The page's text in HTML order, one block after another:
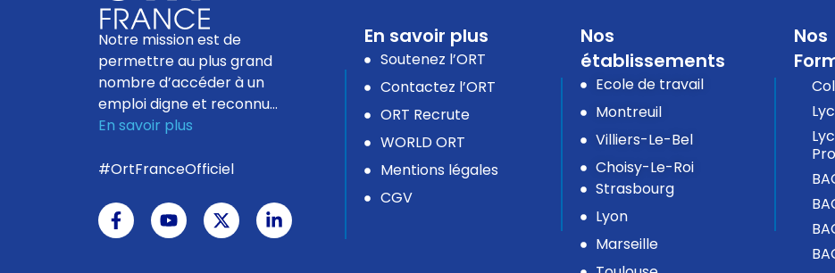
Notre mission est de
permettre au plus grand
nombre d’accéder à un
emploi digne et reconnu…
En savoir plus
#OrtFranceOfficiel
En savoir plus
Soutenez l’ORT
Contactez l’ORT
ORT Recrute
WORLD ORT
Mentions légales
CGV
Nos
établissements
Ecole de travail
Montreuil
Villiers-Le-Bel
Choisy-Le-Roi
Strasbourg
Lyon
Marseille
Nos